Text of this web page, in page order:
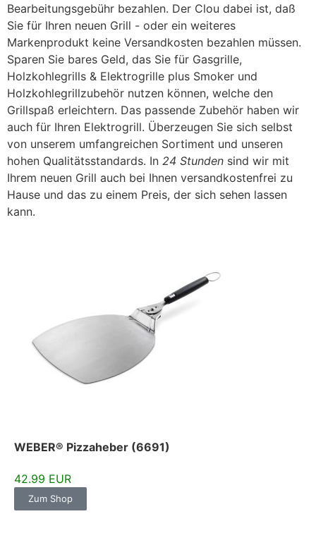
Bearbeitungsgebühr bezahlen. Der Clou dabei ist, daß
Sie für Ihren neuen Grill - oder ein weiteres
Markenprodukt keine Versandkosten bezahlen müssen.
Sparen Sie bares Geld, das Sie für Gasgrille,
Holzkohlegrills & Elektrogrille plus Smoker und
Holzkohlegrillzubehör nutzen können, welche den
Grillspaß erleichtern. Das passende Zubehör haben wir
auch für Ihren Elektrogrill. Überzeugen Sie sich selbst
von unserem umfangreichen Sortiment und unseren
hohen Qualitätsstandards. In 24 Stunden sind wir mit
Ihrem neuen Grill auch bei Ihnen versandkostenfrei zu
Hause und das zu einem Preis, der sich sehen lassen
kann.
WEBER® Pizzaheber (6691)
42.99 EUR
Zum Shop